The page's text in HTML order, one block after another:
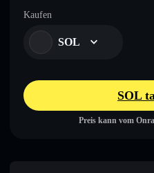
Kaufen
SOL
SOL
Preis kann vom